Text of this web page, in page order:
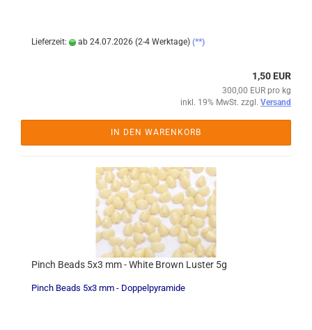
Lieferzeit: ab 24.07.2026 (2-4 Werktage) (**)
1,50 EUR
300,00 EUR pro kg
inkl. 19% MwSt. zzgl. Versand
IN DEN WARENKORB
Pinch Beads 5x3 mm - White Brown Luster 5g
Pinch Beads 5x3 mm - Doppelpyramide